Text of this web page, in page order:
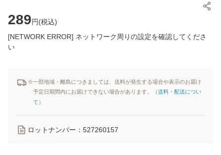
289円(税込)
[NETWORK ERROR] ネットワーク周りの設定を確認してくださ
い
※一部地域・離島につきましては、送料が発生する場合や表示のお届け
予定日期間内にお届けできない場合があります。（送料・配送につい
て ）
ロットナンバー： 527260157